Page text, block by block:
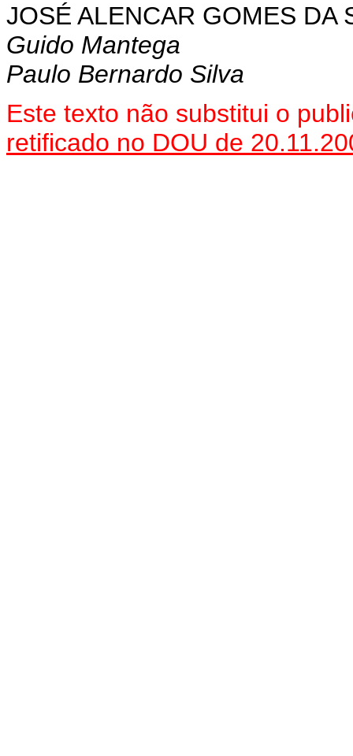
JOSÉ ALENCAR GOMES DA
Guido Mantega
Paulo Bernardo Silva
Este texto não substitui o
retificado no DOU de